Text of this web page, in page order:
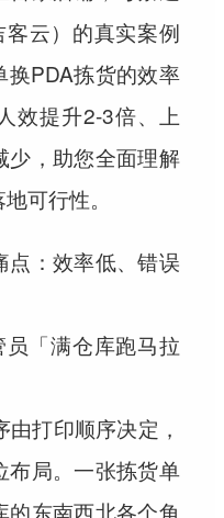
云）的真实案例
换PDA拣货的效率
提升2-3倍、上
少，助您全面理解
可行性。
点：效率低、错误
「满仓库跑马拉
打印顺序决定，
布局。一张拣货单
的东南西北各个角